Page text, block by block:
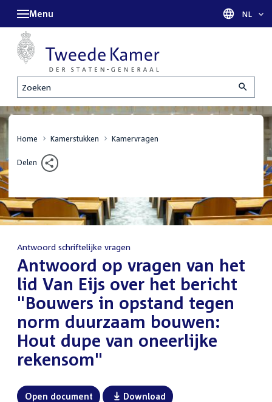
Zoeken
Menu Taal
NL
Home Kamerstukken Kamervragen
Delen
Antwoord schriftelijke vragen
Antwoord op vragen van het
lid Van Eijs over het bericht
"Bouwers in opstand tegen
norm duurzaam bouwen:
Hout dupe van oneerlijke
rekensom"
Open document Download